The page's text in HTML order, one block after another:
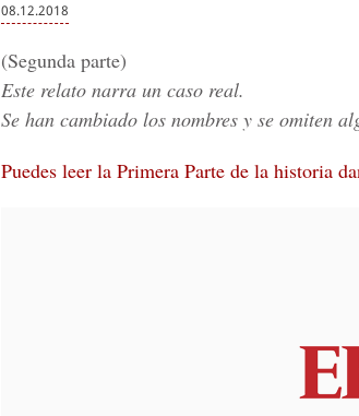
08.12.2018
(Segunda parte)
Este relato narra un caso real.
Se han cambiado los nombres y se omiten
Puedes leer la Primera Parte de la historia